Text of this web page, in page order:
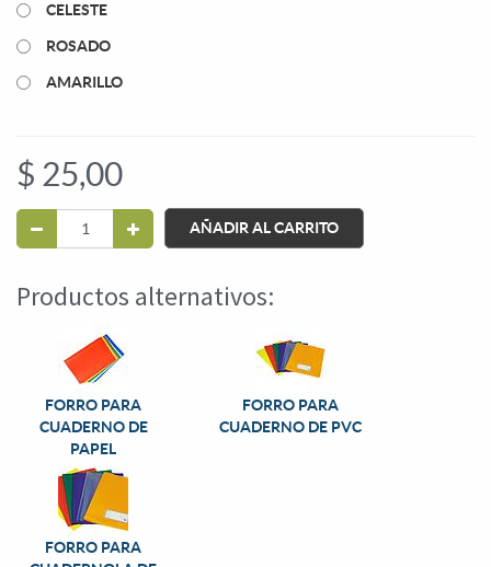
CELESTE
ROSADO
AMARILLO
$ 25,00
AÑADIR AL CARRITO
Productos alternativos:
FORRO PARA
CUADERNO DE
PAPEL
FORRO PARA
CUADERNO DE PVC
FORRO PARA